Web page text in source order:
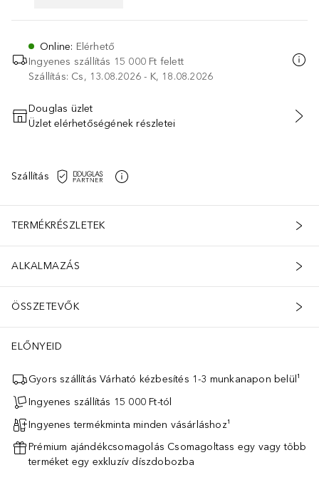
Online: Elérhető
Ingyenes szállítás 15 000 Ft felett
Szállítás: Cs, 13.08.2026 - K, 18.08.2026
KOSÁRBA HELYEZÉS
Douglas üzlet
Üzlet elérhetőségének részletei
Szállítás
TERMÉKRÉSZLETEK
ALKALMAZÁS
ÖSSZETEVŐK
ELŐNYEID
Gyors szállítás Várható kézbesítés 1-3 munkanapon belül¹
Ingyenes szállítás 15 000 Ft-tól
Ingyenes termékminta minden vásárláshoz¹
Prémium ajándékcsomagolás Csomagoltass egy vagy több
terméket egy exkluzív díszdobozba